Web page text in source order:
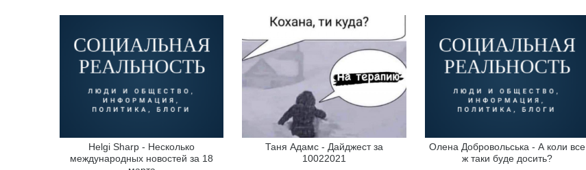
Helgi Sharp - Несколько
международных новостей за 18
Таня Адамс - Дайджест за
10022021
Олена Добровольська - А коли все
ж таки буде досить?